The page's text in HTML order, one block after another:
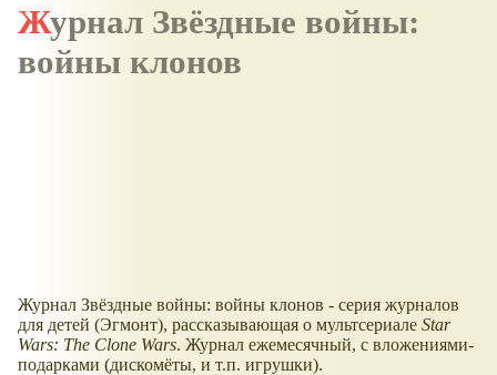
Журнал Звёздные войны:
войны клонов
Журнал Звёздные войны: войны клонов - серия журналов
для детей (Эгмонт), рассказывающая о мультсериале Star
Wars: The Clone Wars. Журнал ежемесячный, с вложениями-
подарками (дискомёты, и т.п. игрушки).